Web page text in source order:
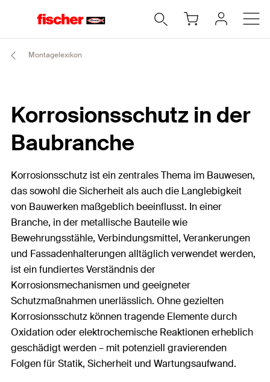
Montagelexikon
Korrosionsschutz in der
Baubranche
Korrosionsschutz ist ein zentrales Thema im Bauwesen,
das sowohl die Sicherheit als auch die Langlebigkeit
von Bauwerken maßgeblich beeinflusst. In einer
Branche, in der metallische Bauteile wie
Bewehrungsstähle, Verbindungsmittel, Verankerungen
und Fassadenhalterungen alltäglich verwendet werden,
ist ein fundiertes Verständnis der
Korrosionsmechanismen und geeigneter
Schutzmaßnahmen unerlässlich. Ohne gezielten
Korrosionsschutz können tragende Elemente durch
Oxidation oder elektrochemische Reaktionen erheblich
geschädigt werden – mit potenziell gravierenden
Folgen für Statik, Sicherheit und Wartungsaufwand.